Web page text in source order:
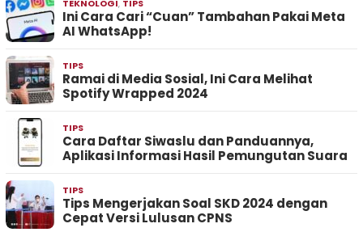
TEKNOLOGI, TIPS
Ini Cara Cari “Cuan” Tambahan Pakai Meta
AI WhatsApp!
TIPS
Ramai di Media Sosial, Ini Cara Melihat
Spotify Wrapped 2024
TIPS
Cara Daftar Siwaslu dan Panduannya,
Aplikasi Informasi Hasil Pemungutan Suara
TIPS
Tips Mengerjakan Soal SKD 2024 dengan
Cepat Versi Lulusan CPNS